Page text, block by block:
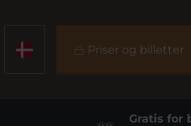
Priser og billetter
Gratis for